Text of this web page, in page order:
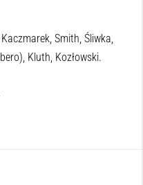
Smith, Śliwka,
Kluth, Kozłowski.